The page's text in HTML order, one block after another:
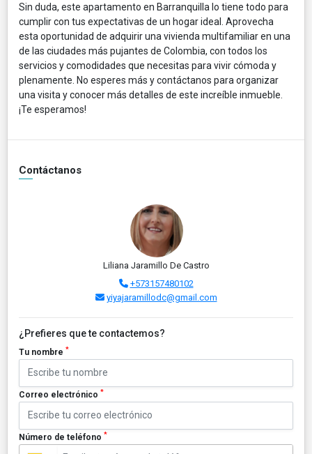
Sin duda, este apartamento en Barranquilla lo tiene todo para
cumplir con tus expectativas de un hogar ideal. Aprovecha
esta oportunidad de adquirir una vivienda multifamiliar en una
de las ciudades más pujantes de Colombia, con todos los
servicios y comodidades que necesitas para vivir cómoda y
plenamente. No esperes más y contáctanos para organizar
una visita y conocer más detalles de este increíble inmueble.
¡Te esperamos!
Contáctanos
Liliana Jaramillo De Castro
+573157480102
yiyajaramillodc@gmail.com
¿Prefieres que te contactemos?
Tu nombre *
Correo electrónico *
Número de teléfono *